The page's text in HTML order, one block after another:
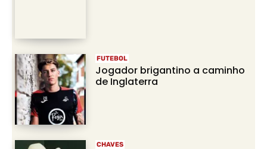
FUTEBOL
Jogador brigantino a caminho
de Inglaterra
CHAVES